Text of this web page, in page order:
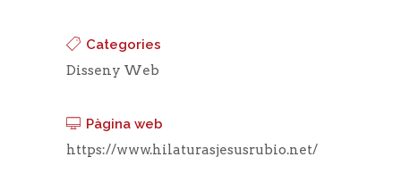
Categories
Disseny Web
Pàgina web
https://www.hilaturasjesusrubio.net/